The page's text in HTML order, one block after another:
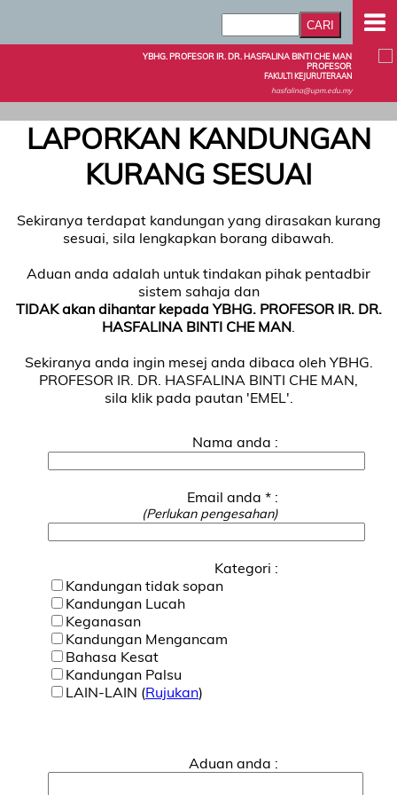
YBHG. PROFESOR IR. DR. HASFALINA BINTI CHE MAN
PROFESOR
FAKULTI KEJURUTERAAN
hasfalina@upm.edu.my
LAPORKAN KANDUNGAN
KURANG SESUAI
Sekiranya terdapat kandungan yang dirasakan kurang
sesuai, sila lengkapkan borang dibawah.
Aduan anda adalah untuk tindakan pihak pentadbir
sistem sahaja dan
TIDAK akan dihantar kepada YBHG. PROFESOR IR. DR.
HASFALINA BINTI CHE MAN
Sekiranya anda ingin mesej anda dibaca oleh YBHG.
PROFESOR IR. DR. HASFALINA BINTI CHE MAN,
sila klik pada pautan 'EMEL'.
Nama anda :
Email anda * :
(Perlukan pengesahan)
Kategori :
Kandungan tidak sopan
Kandungan Lucah
Keganasan
Kandungan Mengancam
Bahasa Kesat
Kandungan Palsu
LAIN-LAIN (Rujukan)
Aduan anda :